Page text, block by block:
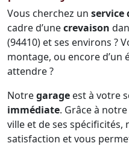
Vous cherchez un service
cadre d’unecrevaison
(94410) et ses environs ?
montage, ou encore d’un
attendre ?
Notregarage est à votre
immédiate. Grâce à
ville et de ses
satisfaction et vous